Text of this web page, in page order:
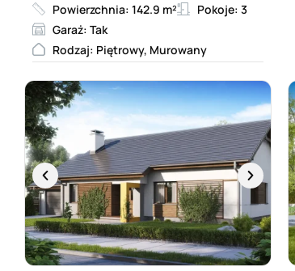
Powierzchnia: 142.9 m²
Pokoje: 3
Garaż: Tak
Rodzaj: Piętrowy, Murowany